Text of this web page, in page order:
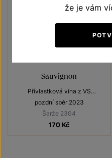
Sauvignon
Přívlastková vína z VS
Lechovice
pozdní sběr 2023
Šarže 2304
170 Kč
že je vám